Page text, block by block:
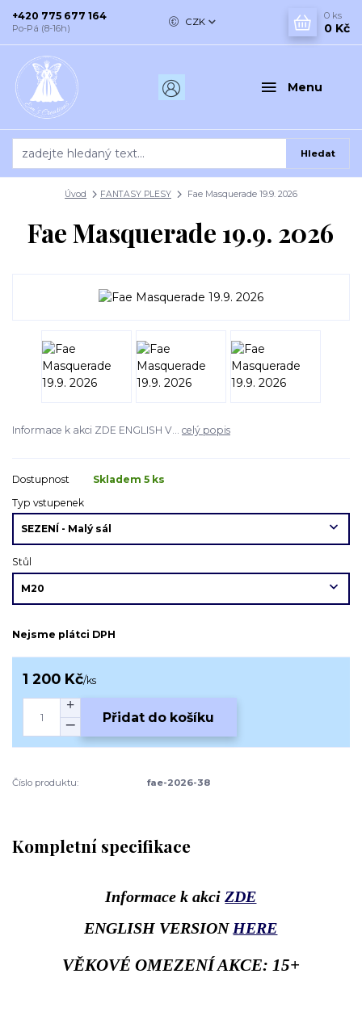
Menu
CZK
Hledat
+420 775 677 164
Po-Pá (8-16h)
0 ks
0 Kč
Úvod FANTASY PLESY Fae Masquerade 19.9. 2026
Fae Masquerade 19.9. 2026
Informace k akci ZDE ENGLISH V... celý popis
Dostupnost
Skladem 5 ks
Typ vstupenek
Stůl
Nejsme plátci DPH
1 200 Kč/ks
Přidat do košíku
Číslo produktu: fae-2026-38
Kompletní specifikace
Informace k akciZDE
ENGLISH VERSION HERE
VĚKOVÉ OMEZENÍ AKCE: 15+